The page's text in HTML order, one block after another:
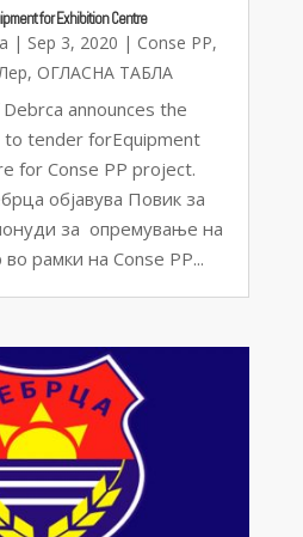
for Exhibition Centre
| Sep 3, 2020 | Conse PP,
, ОГЛАСНА ТАБЛА
announces the
tender forEquipment
for Conse PP project.
објавува Повик за
за опремување на
рамки на Conse PP...